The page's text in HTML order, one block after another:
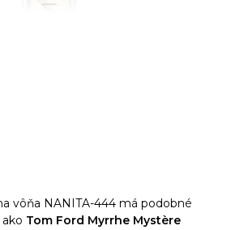
vôňa NANITA-444 má podobné
Tom Ford Myrrhe Mystère